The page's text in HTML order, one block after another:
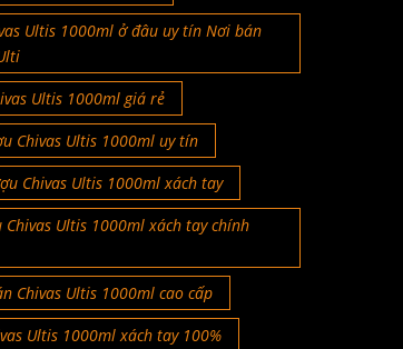
Ultis 1000ml ở đâu uy tín Nơi bán
Ultis 1000ml giá rẻ
Chivas Ultis 1000ml uy tín
Chivas Ultis 1000ml xách tay
Ultis 1000ml xách tay chính
Chivas Ultis 1000ml cao cấp
Ultis 1000ml xách tay 100%